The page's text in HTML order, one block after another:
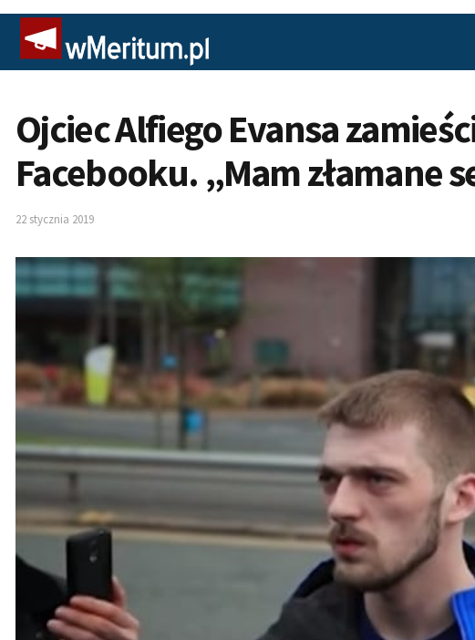
Ojciec Alfiego Evansa
Facebooku. „Mam złamane
22 stycznia 2019